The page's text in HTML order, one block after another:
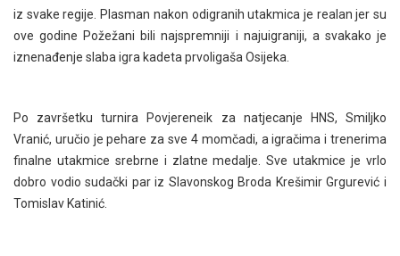
iz svake regije. Plasman nakon odigranih utakmica je realan jer su
ove godine Požežani bili najspremniji i najuigraniji, a svakako je
iznenađenje slaba igra kadeta prvoligaša Osijeka.
Po završetku turnira Povjereneik za natjecanje HNS, Smiljko
Vranić, uručio je pehare za sve 4 momčadi, a igračima i trenerima
finalne utakmice srebrne i zlatne medalje. Sve utakmice je vrlo
dobro vodio sudački par iz Slavonskog Broda Krešimir Grgurević i
Tomislav Katinić.